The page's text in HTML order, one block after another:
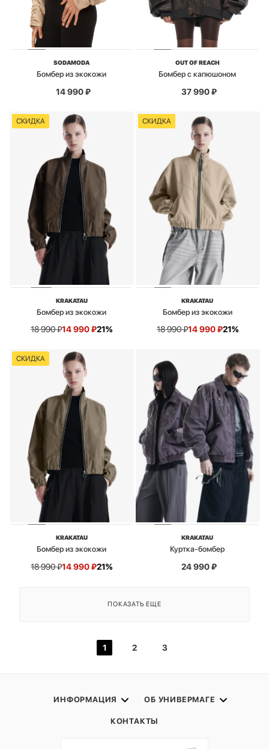
SODAMODA
Бомбер из экокожи
14 990₽
OUT OF REACH
Бомбер с капюшоном
37 990₽
СКИДКА
KRAKATAU
Бомбер из экокожи
18 990₽14 990₽21%
СКИДКА
KRAKATAU
Бомбер из экокожи
18 990₽14 990₽21%
СКИДКА
KRAKATAU
Бомбер из экокожи
18 990₽14 990₽21%
KRAKATAU
Куртка-бомбер
24 990₽
ПОКАЗАТЬ ЕЩЕ
1 2 3
ИНФОРМАЦИЯ ОБ УНИВЕРМАГЕ
КОНТАКТЫ